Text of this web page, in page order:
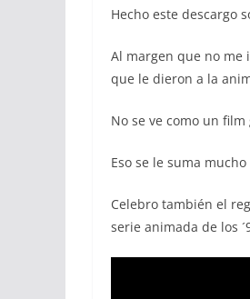
Hecho este descargo
Al margen que no me
que le dieron a la
No se ve como un
Eso se le suma
Celebro también el
serie animada de los